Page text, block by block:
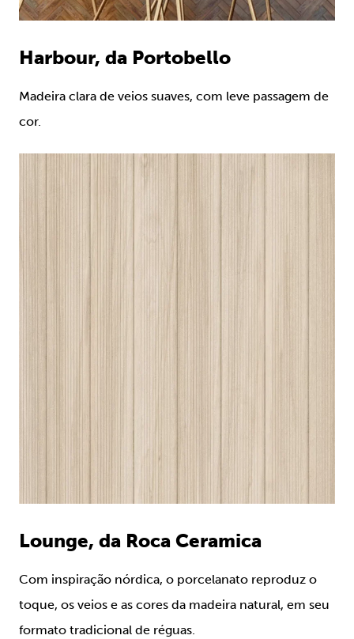
Harbour, da Portobello
Madeira clara de veios suaves, com leve passagem de
cor.
Lounge, da Roca Ceramica
Com inspiração nórdica, o porcelanato reproduz o
toque, os veios e as cores da madeira natural, em seu
formato tradicional de réguas.